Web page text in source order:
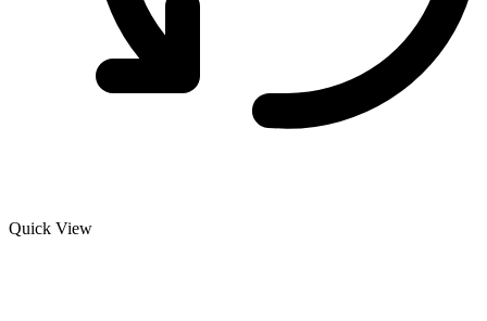
Quick View